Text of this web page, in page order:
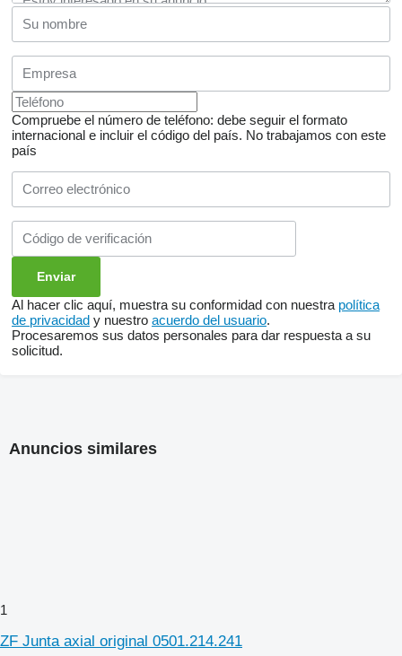
Compruebe el número de teléfono: debe seguir el formato
internacional e incluir el código del país. No trabajamos con este
país
Al hacer clic aquí, muestra su conformidad con nuestra política
de privacidad y nuestro acuerdo del usuario.
Procesaremos sus datos personales para dar respuesta a su
solicitud.
Anuncios similares
1
ZF Junta axial original 0501.214.241